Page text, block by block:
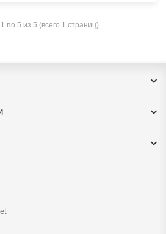
по 5 из 5 (всего 1 страниц)